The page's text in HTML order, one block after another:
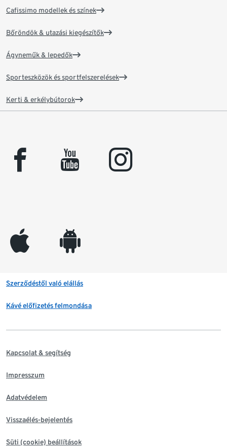
Cafissimo modellek és színek
Bőröndök & utazási kiegészítők
Ágyneműk & lepedők
Sporteszközök és sportfelszerelések
Kerti & erkélybútorok
facebook youtube instagram
appleinc android
Szerződéstől való elállás
Kávé előfizetés felmondása
Kapcsolat & segítség
Impresszum
Adatvédelem
Visszaélés-bejelentés
Süti (cookie) beállítások